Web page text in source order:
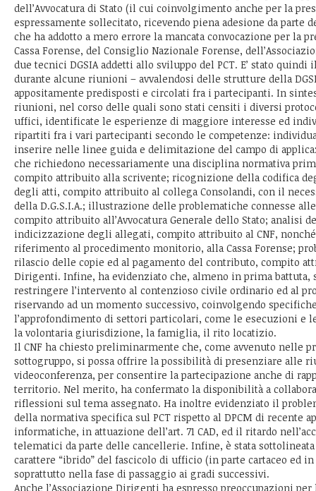
dell’Avvocatura di Stato (il cui coinvolgimento anche per la
espressamente sollecitato, ricevendo piena adesione da parte
che ha addotto a mero errore la mancata convocazione per la
Cassa Forense, del Consiglio Nazionale Forense,
due tecnici DGSIA addetti allo sviluppo del PCT. E’ stato
durante alcune riunioni – avvalendosi delle strutture della
appositamente predisposti e circolati fra i partecipanti. In
riunioni, nel corso delle quali sono stati censiti i diversi
uffici, identificate le esperienze di maggiore interesse ed
ripartiti fra i vari partecipanti secondo le competenze:
inserire nelle linee guida e delimitazione del campo di
che richiedono necessariamente una disciplina normativa
compito attribuito alla scrivente; ricognizione della codifica
degli atti, compito attribuito al collega Consolandi, con il
della D.G.S.I.A.; illustrazione delle problematiche connesse
compito attribuito all’Avvocatura Generale dello Stato; analisi
indicizzazione degli allegati, compito attribuito al CNF,
riferimento al procedimento monitorio, alla Cassa Forense;
rilascio delle copie ed al pagamento del contributo, compito
Dirigenti. Infine, ha evidenziato che, almeno in prima battuta,
restringere l’intervento al contenzioso civile ordinario ed al
riservando ad un momento successivo, coinvolgendo
l’approfondimento di settori particolari, come le esecuzioni e
la volontaria giurisdizione, la famiglia, il rito locatizio.
Il CNF ha chiesto preliminarmente che, come avvenuto nelle
sottogruppo, si possa offrire la possibilità di presenziare alle
videoconferenza, per consentire la partecipazione anche di
territorio. Nel merito, ha confermato la disponibilità a
riflessioni sul tema assegnato. Ha inoltre evidenziato il
della normativa specifica sul PCT rispetto al DPCM di recente
informatiche, in attuazione dell’art. 71 CAD, ed il ritardo
telematici da parte delle cancellerie. Infine, è stata
carattere “ibrido” del fascicolo di ufficio (in parte cartaceo ed
soprattutto nella fase di passaggio ai gradi successivi.
Anche l’Associazione Dirigenti ha espresso preoccupazioni